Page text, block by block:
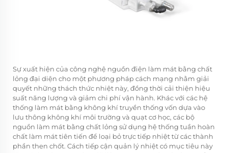
Sự xuất hiện của công nghệ nguồn điện làm mát bằng chất
lỏng đại diện cho một phương pháp cách mạng nhằm giải
quyết những thách thức nhiệt này, đồng thời cải thiện hiệu
suất năng lượng và giảm chi phí vận hành. Khác với các hệ
thống làm mát bằng không khí truyền thống vốn dựa vào
lưu thông không khí môi trường và quạt cơ học, các bộ
nguồn làm mát bằng chất lỏng sử dụng hệ thống tuần hoàn
chất làm mát tiên tiến để loại bỏ trực tiếp nhiệt từ các thành
phần then chốt. Cách tiếp cận quản lý nhiệt có mục tiêu này